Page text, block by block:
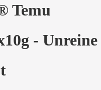
Temu
- Unreine